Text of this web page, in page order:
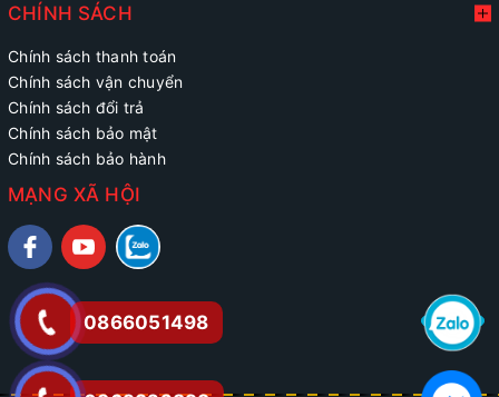
CHÍNH SÁCH
Chính sách thanh toán
Chính sách vận chuyển
Chính sách đổi trả
Chính sách bảo mật
Chính sách bảo hành
MẠNG XÃ HỘI
0866051498